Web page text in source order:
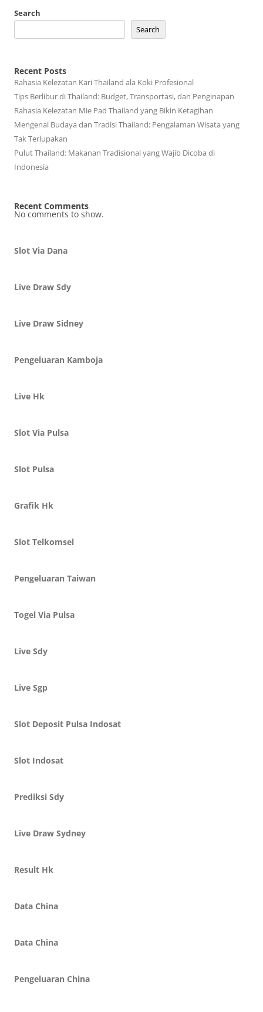
Search
Search
Recent Posts
Rahasia Kelezatan Kari Thailand ala Koki Profesional
Tips Berlibur di Thailand: Budget, Transportasi, dan Penginapan
Rahasia Kelezatan Mie Pad Thailand yang Bikin Ketagihan
Mengenal Budaya dan Tradisi Thailand: Pengalaman Wisata yang
Tak Terlupakan
Pulut Thailand: Makanan Tradisional yang Wajib Dicoba di
Indonesia
Recent Comments
No comments to show.
Slot Via Dana
Live Draw Sdy
Live Draw Sidney
Pengeluaran Kamboja
Live Hk
Slot Via Pulsa
Slot Pulsa
Grafik Hk
Slot Telkomsel
Pengeluaran Taiwan
Togel Via Pulsa
Live Sdy
Live Sgp
Slot Deposit Pulsa Indosat
Slot Indosat
Prediksi Sdy
Live Draw Sydney
Result Hk
Data China
Data China
Pengeluaran China